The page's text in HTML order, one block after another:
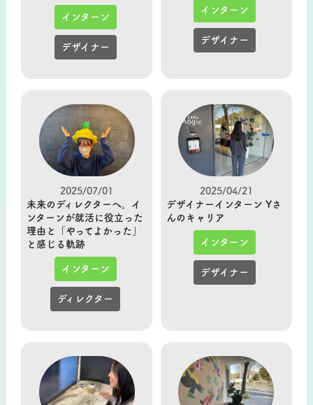
インターン
デザイナー
インターン
デザイナー
2025/07/01
未来のディレクターへ。イ
ンターンが就活に役立った
理由と「やってよかった」
と感じる軌跡
インターン
ディレクター
2025/04/21
デザイナーインターン Yさ
んのキャリア
インターン
デザイナー